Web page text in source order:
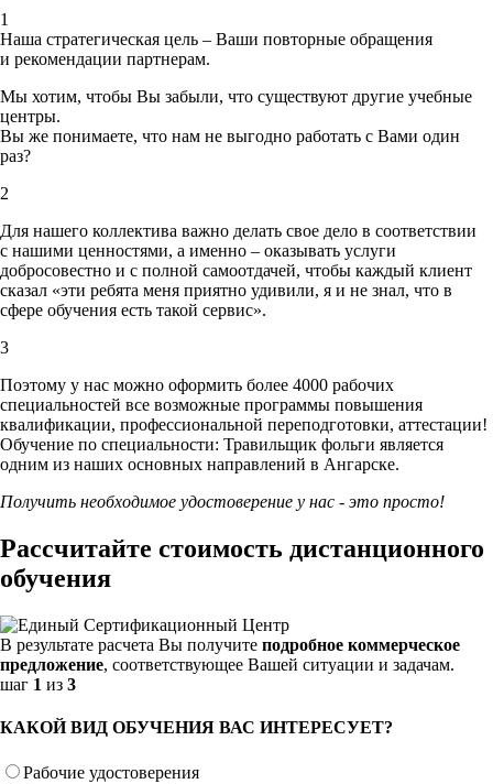
1
Наша стратегическая цель – Ваши повторные обращения
и рекомендации партнерам.
Мы хотим, чтобы Вы забыли, что существуют другие учебные
центры.
Вы же понимаете, что нам не выгодно работать с Вами один
раз?
2
Для нашего коллектива важно делать свое дело в соответствии
с нашими ценностями, а именно – оказывать услуги
добросовестно и с полной самоотдачей, чтобы каждый клиент
сказал «эти ребята меня приятно удивили, я и не знал, что в
сфере обучения есть такой сервис».
3
Поэтому у нас можно оформить более 4000 рабочих
специальностей все возможные программы повышения
квалификации, профессиональной переподготовки, аттестации!
Обучение по специальности: Травильщик фольги является
одним из наших основных направлений в Ангарске.
Получить необходимое удостоверение у нас - это просто!
Рассчитайте стоимость дистанционного
обучения
В результате расчета Вы получите подробное коммерческое
предложение, соответствующее Вашей ситуации и задачам.
шаг 1 из 3
КАКОЙ ВИД ОБУЧЕНИЯ ВАС ИНТЕРЕСУЕТ?
Рабочие удостоверения